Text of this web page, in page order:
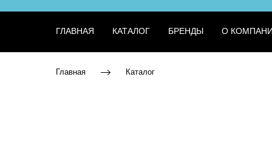
ГЛАВНАЯ КАТАЛОГ БРЕНДЫ О
Главная Каталог